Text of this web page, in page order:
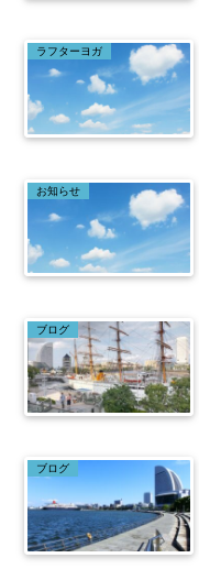
ラフターヨガ
お知らせ
ブログ
ブログ